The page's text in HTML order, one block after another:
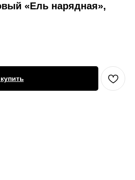
«Ель нарядная»,
купить